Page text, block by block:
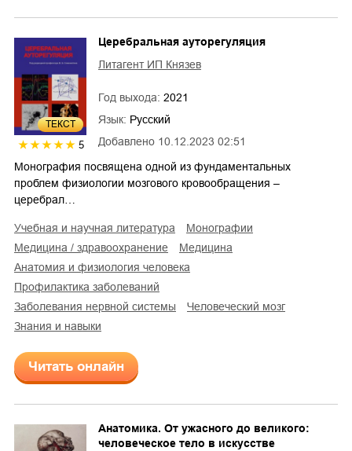
ТЕКСТ
5 Добавлено 10.12.2023 02:51
Церебральная ауторегуляция
Литагент ИП Князев
Год выхода: 2021
Язык: Русский
Монография посвящена одной из фундаментальных
проблем физиологии мозгового кровообращения –
церебрал…
учебная и научная литература
монографии
медицина / здравоохранение
медицина
анатомия и физиология человека
профилактика заболеваний
заболевания нервной системы
человеческий мозг
знания и навыки
Читать онлайн
Анатомика. От ужасного до великого:
человеческое тело в искусстве